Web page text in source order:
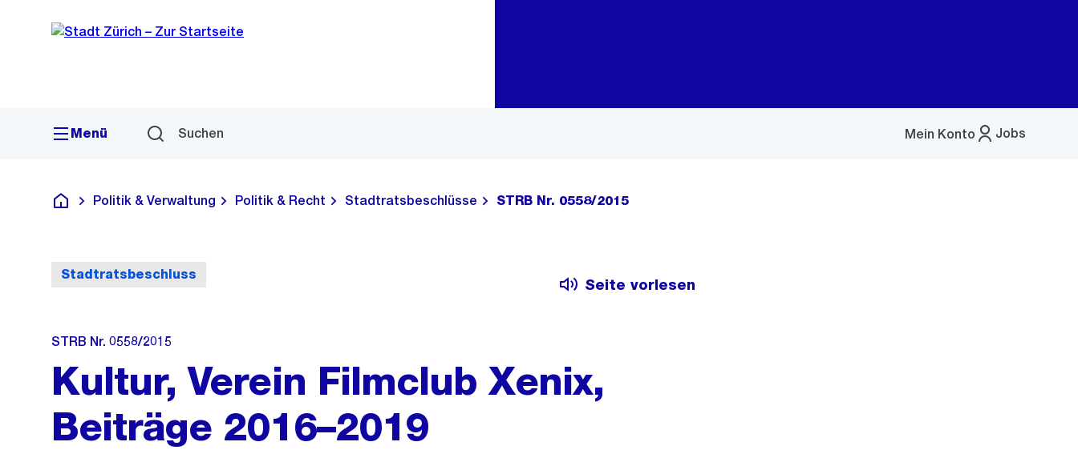
Navigation
Sprunglink
Menü Suchen Jobs
Mein Konto
Menü
Deutsch
Politik & Verwaltung Politik & Recht Stadtratsbeschlüsse STRB Nr. 0558/2015
Stadtratsbeschluss
Seite vorlesen
STRB Nr. 0558/2015
Kultur, Verein Filmclub Xenix,
Beiträge 2016–2019